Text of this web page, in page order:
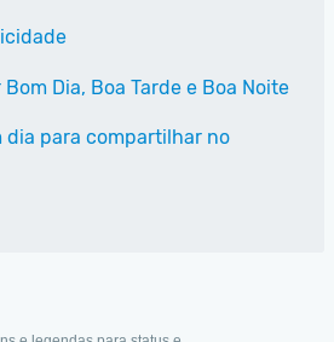
Dia, Boa Tarde e Boa Noite
dia para compartilhar no